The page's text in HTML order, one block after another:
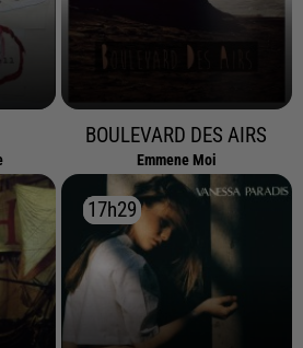
BOULEVARD DES AIRS
Emmene Moi
17h29
17h29